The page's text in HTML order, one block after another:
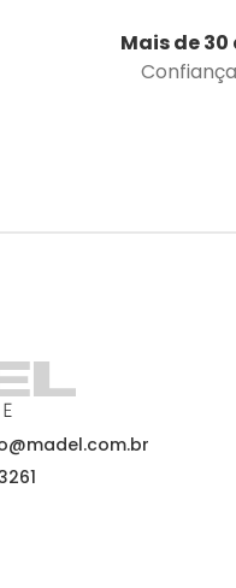
Mais de